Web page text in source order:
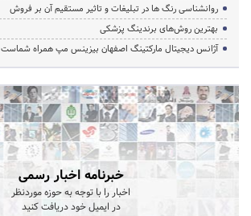
روانشناسی رنگ ها در تبلیغات و تاثیر مستقیم آن بر فروش
بهترین روش‌های برندینگ پزشکی
آژانس دیجیتال مارکتینگ اصفهان بیزینس مپ همراه شماست
خبرنامه اخبار رسمی
اخبار را با توجه به حوزه موردنظر
در ایمیل خود دریافت کنید